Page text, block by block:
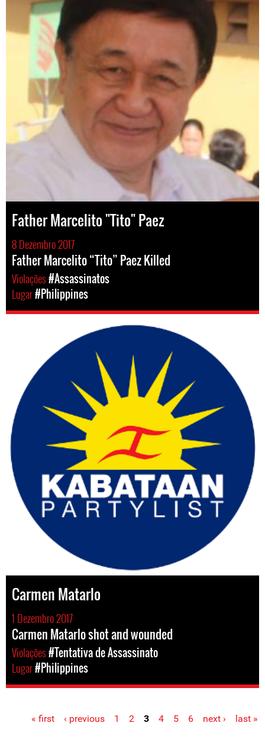
Father Marcelito "Tito" Paez
8 Dezembro 2017
Father Marcelito “Tito” Paez Killed
Violações#Assassinatos
Lugar#Philippines
Carmen Matarlo
1 Dezembro 2017
Carmen Matarlo shot and wounded
Violações#Tentativa de Assassinato
Lugar#Philippines
Pages« first ‹ previous 1 2 3 4 5 6 next › last »